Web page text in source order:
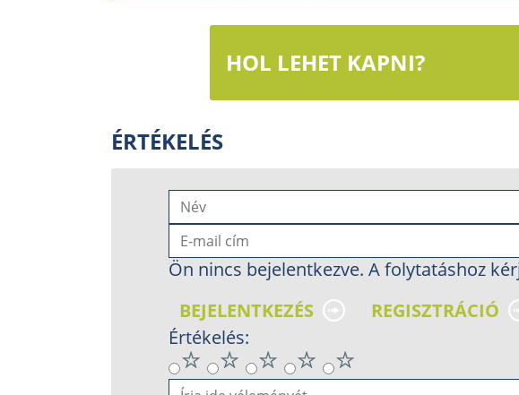
HOL LEHET KAPNI?
ÉRTÉKELÉS
Ön nincs bejelentkezve. A folytatáshoz
BEJELENTKEZÉS
REGISZTRÁCIÓ
Értékelés: